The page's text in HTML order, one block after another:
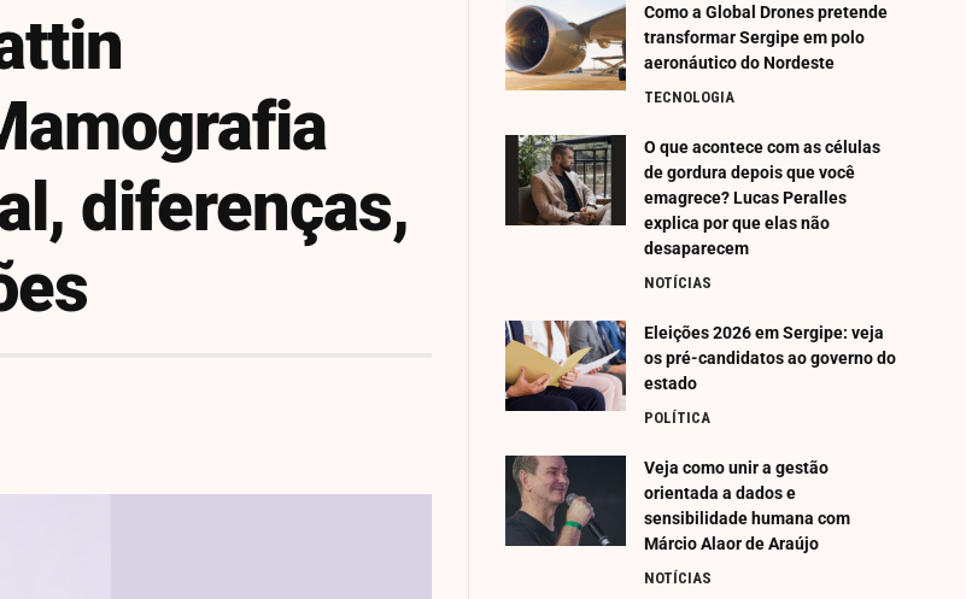
diferenças,
Como a Global Drones pretende
transformar Sergipe em polo
aeronáutico do Nordeste
TECNOLOGIA
O que acontece com as células
de gordura depois que você
emagrece? Lucas Peralles
explica por que elas não
desaparecem
NOTÍCIAS
Eleições 2026 em Sergipe: veja
os pré-candidatos ao governo do
estado
POLÍTICA
Veja como unir a gestão
orientada a dados e
sensibilidade humana com
Márcio Alaor de Araújo
NOTÍCIAS